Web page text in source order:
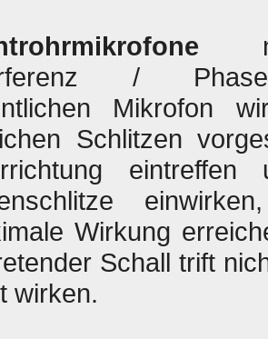
/
Mikrofon
Schlitzen
Wirkung
Schall trift
wirken.